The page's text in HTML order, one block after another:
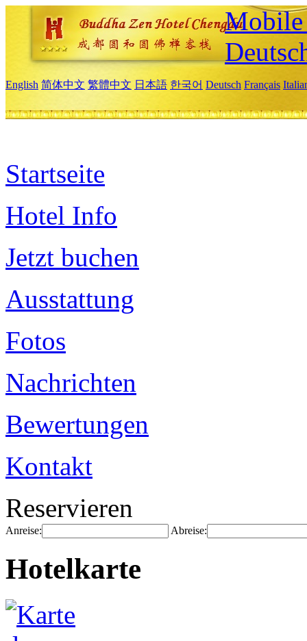
Mobile
English 简体中文 繁體中文 日本語 한국어 Deutsch Français
Startseite
Hotel Info
Jetzt buchen
Ausstattung
Fotos
Nachrichten
Bewertungen
Kontakt
Reservieren
Anreise: Abreise:
Hotelkarte